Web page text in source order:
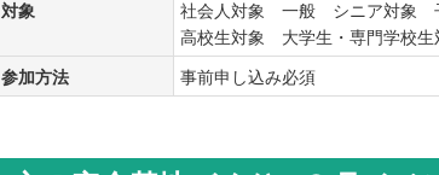
対象
社会人対象 一般 シニア対象
高校生対象 大学生・専門学校
参加方法 事前申し込み必須